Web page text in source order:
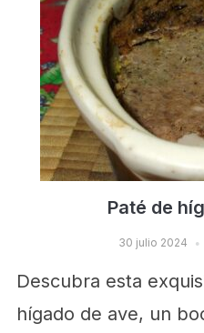
Paté de
30 julio 2024
Descubra esta
hígado de ave, un